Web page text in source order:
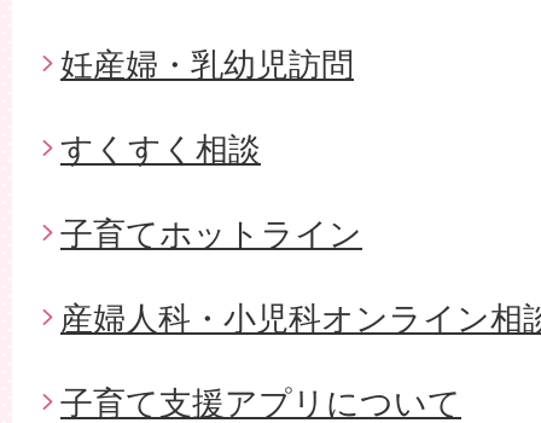
妊産婦・乳幼児訪問
すくすく相談
子育てホットライン
産婦人科・小児科オンライン相
子育て支援アプリについて